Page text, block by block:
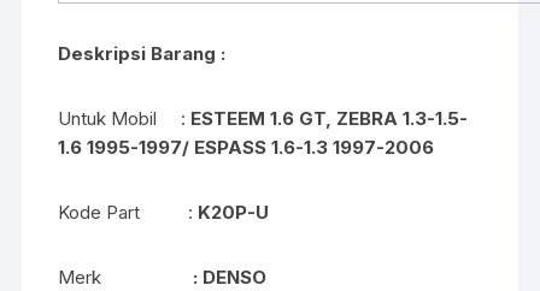
Deskripsi Barang :
Untuk Mobil : ESTEEM 1.6 GT, ZEBRA 1.3-1.5-
1.6 1995-1997/ ESPASS 1.6-1.3 1997-2006
Kode Part : K20P-U
Merk : DENSO